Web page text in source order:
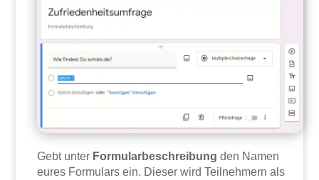
Gebt unter Formularbeschreibung den Namen
eures Formulars ein. Dieser wird Teilnehmern als